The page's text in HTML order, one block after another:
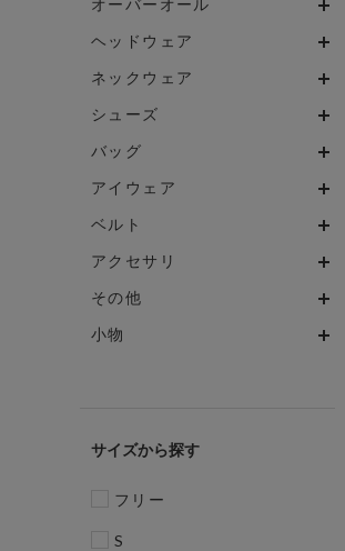
ヘッドウェア
ネックウェア
シューズ
バッグ
アイウェア
ベルト
アクセサリ
その他
小物
サイズ
フリー
S